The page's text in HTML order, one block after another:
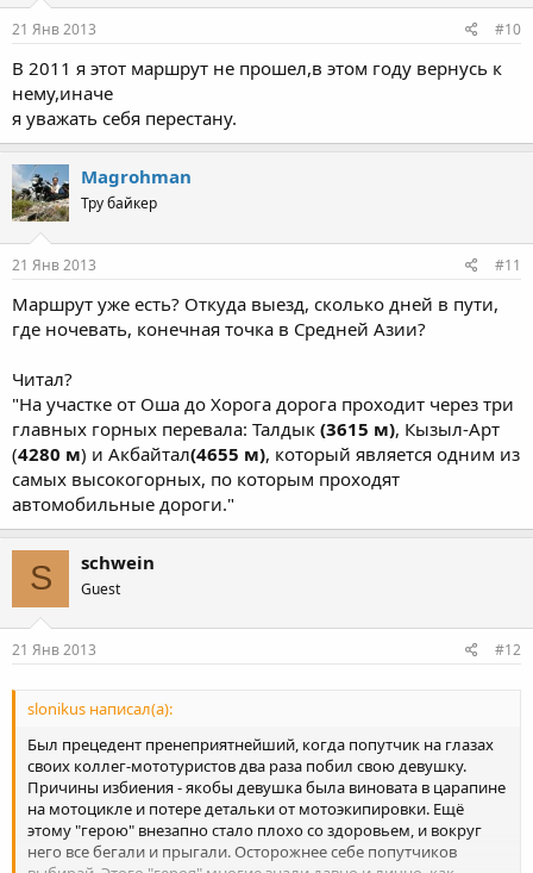
21 Янв 2013 #10
В 2011 я этот маршрут не прошел,в этом году вернусь к
нему,иначе
я уважать себя перестану.
Magrohman
Тру байкер
21 Янв 2013 #11
Маршрут уже есть? Откуда выезд, сколько дней в пути,
где ночевать, конечная точка в Средней Азии?
Читал?
"На участке от Оша до Хорога дорога проходит через три
главных горных перевала: Талдык (3615 м), Кызыл-Арт
(4280 м) и Акбайтал(4655 м), который является одним из
самых высокогорных, по которым проходят
автомобильные дороги."
S schwein
Guest
21 Янв 2013 #12
slonikus написал(а):
Был прецедент пренеприятнейший, когда попутчик на глазах
своих коллег-мототуристов два раза побил свою девушку.
Причины избиения - якобы девушка была виновата в царапине
на мотоцикле и потере детальки от мотоэкипировки. Ещё
этому "герою" внезапно стало плохо со здоровьем, и вокруг
него все бегали и прыгали. Осторожнее себе попутчиков